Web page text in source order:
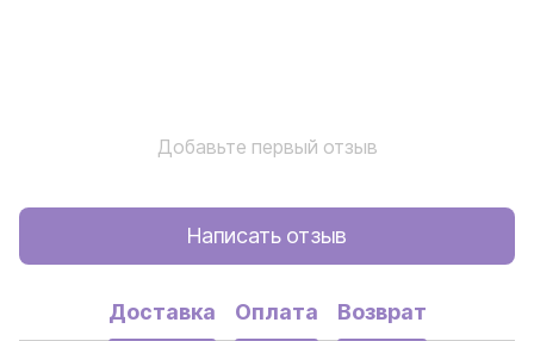
Добавьте первый отзыв
Написать отзыв
Доставка Оплата Возврат